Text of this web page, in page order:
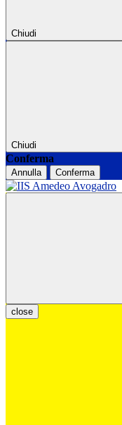
Chiudi
Chiudi
Conferma
Annulla Conferma
close